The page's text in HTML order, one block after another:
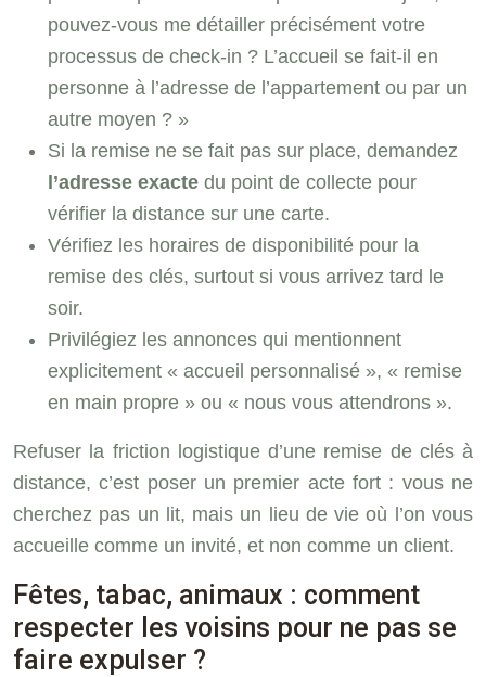
pouvez-vous me détailler précisément votre
processus de check-in ? L’accueil se fait-il en
personne à l’adresse de l’appartement ou par un
autre moyen ? »
Si la remise ne se fait pas sur place, demandez
l’adresse exacte du point de collecte pour
vérifier la distance sur une carte.
Vérifiez les horaires de disponibilité pour la
remise des clés, surtout si vous arrivez tard le
soir.
Privilégiez les annonces qui mentionnent
explicitement « accueil personnalisé », « remise
en main propre » ou « nous vous attendrons ».
Refuser la friction logistique d’une remise de clés à
distance, c’est poser un premier acte fort : vous ne
cherchez pas un lit, mais un lieu de vie où l’on vous
accueille comme un invité, et non comme un client.
Fêtes, tabac, animaux : comment
respecter les voisins pour ne pas se
faire expulser ?